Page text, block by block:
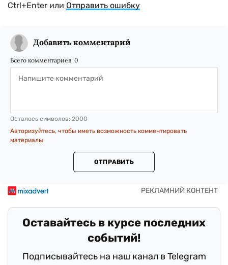
Ctrl+Enter или Отправить ошибку
Добавить комментарий
Всего комментариев: 0
Осталось символов: 2000
Авторизуйтесь, чтобы иметь возможность комментировать
материалы
ОТПРАВИТЬ
Оставайтесь в курсе последних
событий!
Подписывайтесь на наш канал в Telegram